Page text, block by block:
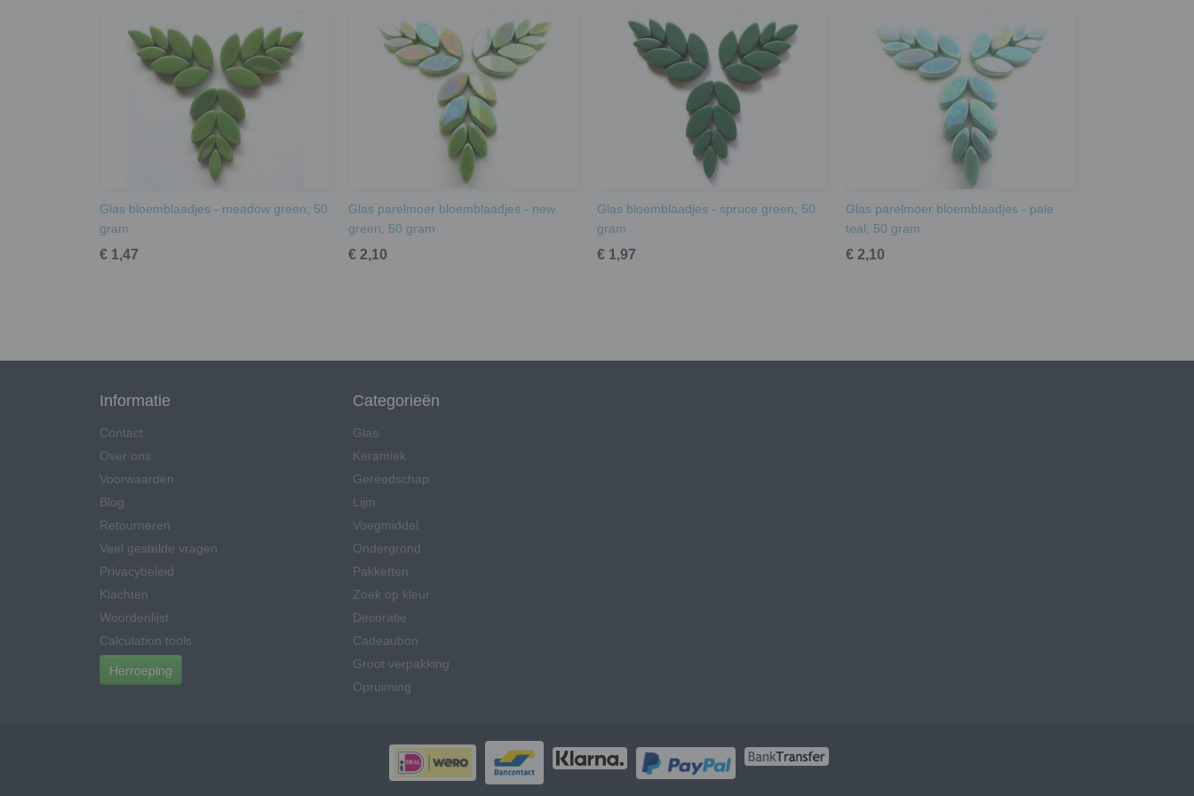
Glas bloemblaadjes - meadow green; 50
gram
€ 1,47
Glas parelmoer bloemblaadjes - new
green; 50 gram
€ 2,10
Glas bloemblaadjes - spruce green; 50
gram
€ 1,97
Glas parelmoer bloemblaadjes - pale
teal; 50 gram
€ 2,10
Informatie
Contact
Over ons
Voorwaarden
Blog
Retourneren
Veel gestelde vragen
Privacybeleid
Klachten
Woordenlijst
Calculation tools
Herroeping
Categorieën
Glas
Keramiek
Gereedschap
Lijm
Voegmiddel
Ondergrond
Pakketten
Zoek op kleur
Decoratie
Cadeaubon
Groot verpakking
Opruiming